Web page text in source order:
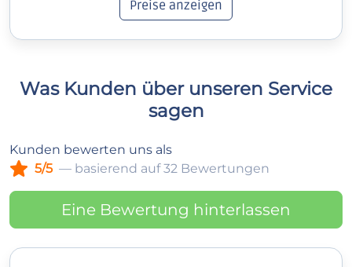
Preise anzeigen
Was Kunden über unseren Service
sagen
Kunden bewerten uns als
5/5 — basierend auf 32 Bewertungen
Eine Bewertung hinterlassen